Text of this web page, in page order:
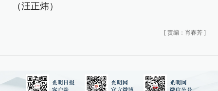
（汪正炜）
[ 责编：肖春芳 ]